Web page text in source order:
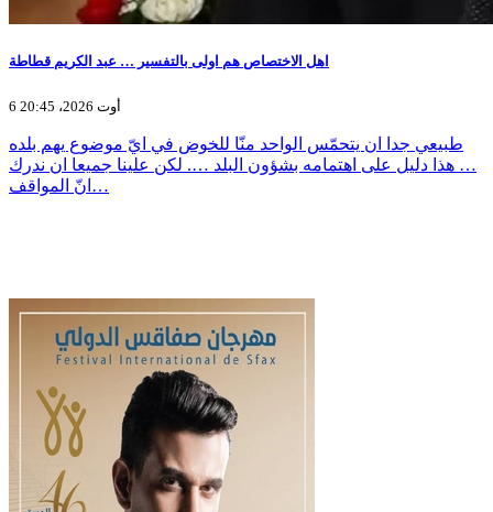
اهل الاختصاص هم اولى بالتفسير … عبد الكريم قطاطة
6 أوت 2026، 20:45
طبيعي جدا ان يتحمّس الواحد منّا للخوض في ايّ موضوع يهم بلده
… هذا دليل على اهتمامه بشؤون البلد …. لكن علينا جميعا ان ندرك
انّ المواقف…